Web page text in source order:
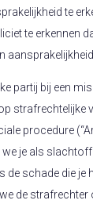
te
te erkennen
partij bij een
strafrechtelijke
procedure
je als
de schade die je
de strafrechter